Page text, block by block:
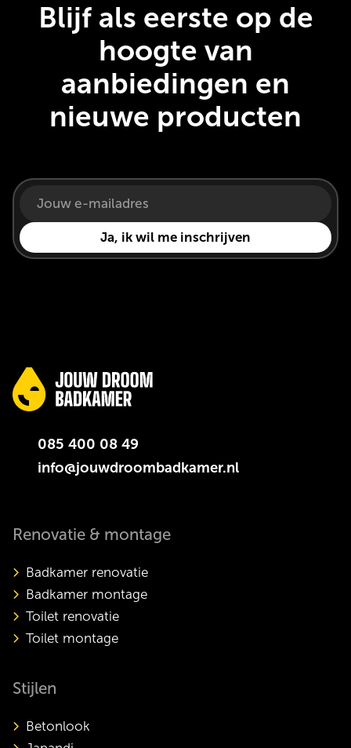
Blijf als eerste op de
hoogte van
aanbiedingen en
nieuwe producten
085 400 08 49
info@jouwdroombadkamer.nl
Renovatie & montage
Badkamer renovatie
Badkamer montage
Toilet renovatie
Toilet montage
Stijlen
Betonlook